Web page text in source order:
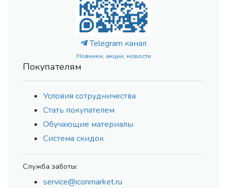
Telegram канал
Новинки, акции, новости
Покупателям
Условия сотрудничества
Стать покупателем
Обучающие материалы
Система скидок
Служба заботы:
service@iconmarket.ru